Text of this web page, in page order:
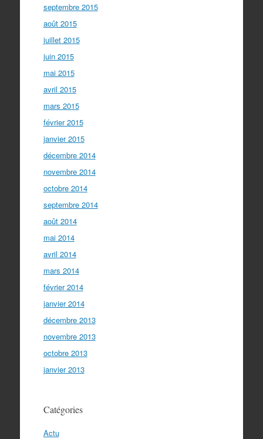
septembre 2015
août 2015
juillet 2015
juin 2015
mai 2015
avril 2015
mars 2015
février 2015
janvier 2015
décembre 2014
novembre 2014
octobre 2014
septembre 2014
août 2014
mai 2014
avril 2014
mars 2014
février 2014
janvier 2014
décembre 2013
novembre 2013
octobre 2013
janvier 2013
Catégories
Actu